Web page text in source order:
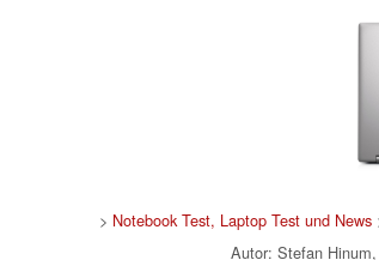
> Notebook Test, Laptop Test und News
Autor: Stefan